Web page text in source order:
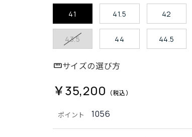
ポイント 1056
41 41.5 42
43.5 44 44.5
サイズの選び方
￥35,200